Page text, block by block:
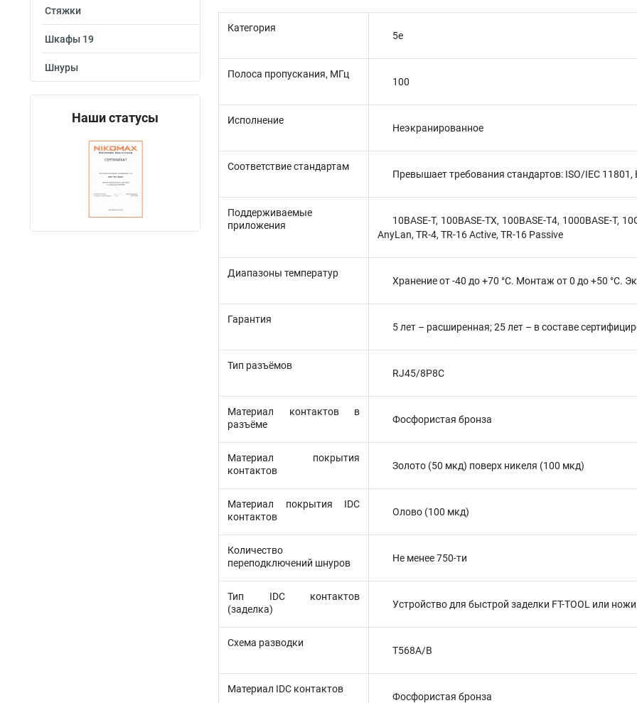
Стяжки
Шкафы 19
Шнуры
Наши статусы
Категория
5е
Полоса пропускания, МГц
100
Исполнение
Неэкранированное
Соответствие стандартам
Превышает требования стандартов: ISO/IEC 11801,
Поддерживаемые
приложения
10BASE-T, 100BASE-TX, 100BASE-T4, 1000BASE-T,
AnyLan, TR-4, TR-16 Active, TR-16 Passive
Диапазоны температур
Хранение от -40 до +70 °C. Монтаж от 0 до +50 °C.
Гарантия
5 лет – расширенная; 25 лет – в составе
Тип разъёмов
RJ45/8P8C
Материал контактов в
разъёме
Фосфористая бронза
Материал покрытия
контактов
Золото (50 мкд) поверх никеля (100 мкд)
Материал покрытия IDC
контактов
Олово (100 мкд)
Количество
переподключений шнуров
Не менее 750-ти
Тип IDC контактов
(заделка)
Устройство для быстрой заделки FT-TOOL или
Схема разводки
T568A/B
Материал IDC контактов
Фосфористая бронза